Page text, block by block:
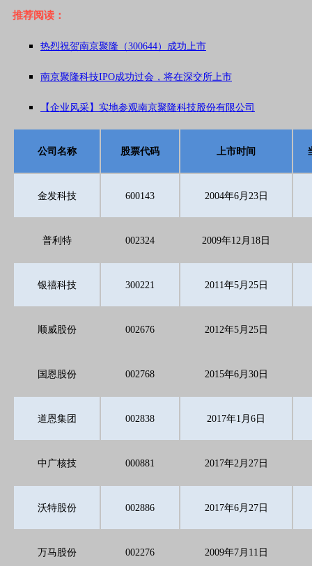
推荐阅读：
热烈祝贺南京聚隆（300644）成功上市
南京聚隆科技IPO成功过会，将在深交所上市
【企业风采】实地参观南京聚隆科技股份有限公司
公司名称 股票代码 上市时间
金发科技 600143 2004年6月23日
普利特 002324 2009年12月18日
银禧科技 300221 2011年5月25日
顺威股份 002676 2012年5月25日
国恩股份 002768 2015年6月30日
道恩集团 002838 2017年1月6日
中广核技 000881 2017年2月27日
沃特股份 002886 2017年6月27日
万马股份 002276 2009年7月11日